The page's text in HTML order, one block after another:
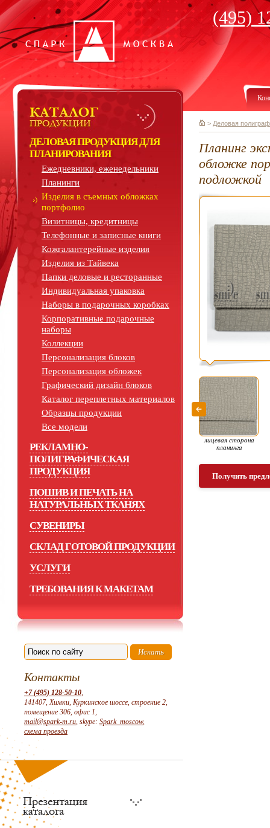
(495)
ДЕЛОВАЯ ПРОДУКЦИЯ ДЛЯ
ПЛАНИРОВАНИЯ
Ежедневники, еженедельники
Планинги
Изделия в съемных обложках
портфолио
Визитницы, кредитницы
Телефонные и записные книги
Кожгалантерейные изделия
Изделия из Тайвека
Папки деловые и ресторанные
Индивидуальная упаковка
Наборы в подарочных коробках
Корпоративные подарочные
наборы
Коллекции
Персонализация блоков
Персонализация обложек
Графический дизайн блоков
Каталог переплетных материалов
Образцы продукции
Все модели
РЕКЛАМНО-
ПОЛИГРАФИЧЕСКАЯ
ПРОДУКЦИЯ
ПОШИВ И ПЕЧАТЬ НА
НАТУРАЛЬНЫХ ТКАНЯХ
СУВЕНИРЫ
СКЛАД ГОТОВОЙ ПРОДУКЦИИ
УСЛУГИ
ТРЕБОВАНИЯ К МАКЕТАМ
Контакты
+7 (495) 128-50-10,
141407, Химки, Куркинское шоссе, строение 2,
помещение 306, офис 1,
mail@spark-m.ru, skype: Spark_moscow,
схема проезда
> Деловая
Планинг
обложке
подложкой
лицевая сторона
планинга
Получить